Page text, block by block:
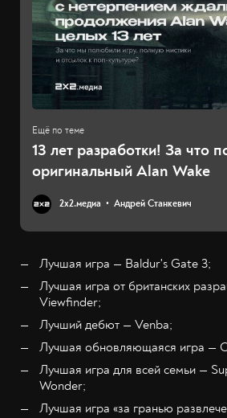
13 лет разработки! За что
оригинальный Alan Wake
2х2.медиа Андрей Станкевич
Лучшая игра — Baldur's Gate 3;
Лучшая игра от британских
Viewfinder;
Лучший дебют — Venba;
Лучшая обновляющаяся игра —
Лучшая игра для всей семьи —
Wonder;
Лучшая игра «за гранью